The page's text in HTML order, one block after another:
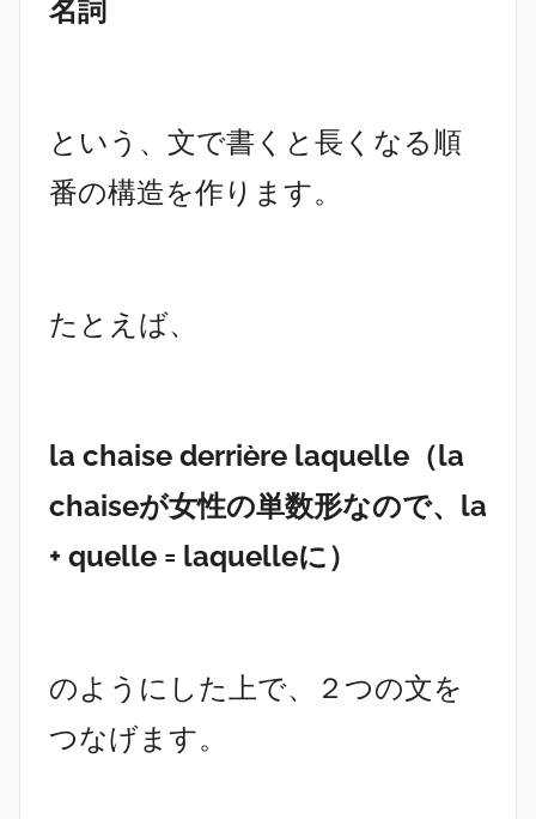
名詞
という、文で書くと長くなる順
番の構造を作ります。
たとえば、
la chaise derrière laquelle（la
chaiseが女性の単数形なので、la
+ quelle = laquelleに）
のようにした上で、２つの文を
つなげます。